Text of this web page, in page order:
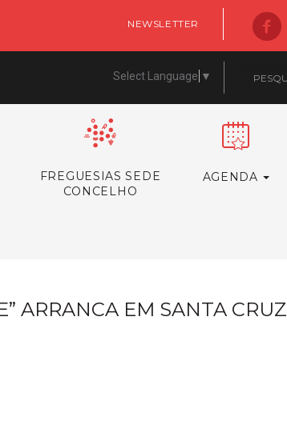
NEWSLETTER
Select Language ▼
FREGUESIAS SEDE
CONCELHO
AGENDA
ARRANCA EM SANTA CRUZ